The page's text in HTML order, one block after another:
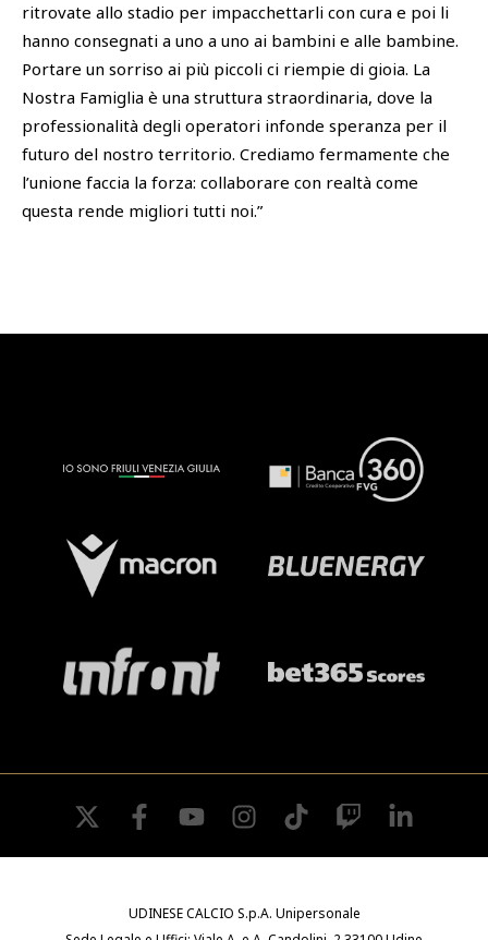
ritrovate allo stadio per impacchettarli con cura e poi li
hanno consegnati a uno a uno ai bambini e alle bambine.
Portare un sorriso ai più piccoli ci riempie di gioia. La
Nostra Famiglia è una struttura straordinaria, dove la
professionalità degli operatori infonde speranza per il
futuro del nostro territorio. Crediamo fermamente che
l’unione faccia la forza: collaborare con realtà come
questa rende migliori tutti noi.”
twitter facebookyoutube instagramtiktok twitch
UDINESE CALCIO S.p.A. Unipersonale